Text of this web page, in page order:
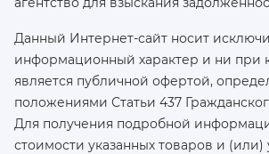
Данный Интернет-сайт носит
информационный характер и ни при
является публичной офертой,
положениями Статьи 437
Для получения подробной
стоимости указанных товаров и (или)